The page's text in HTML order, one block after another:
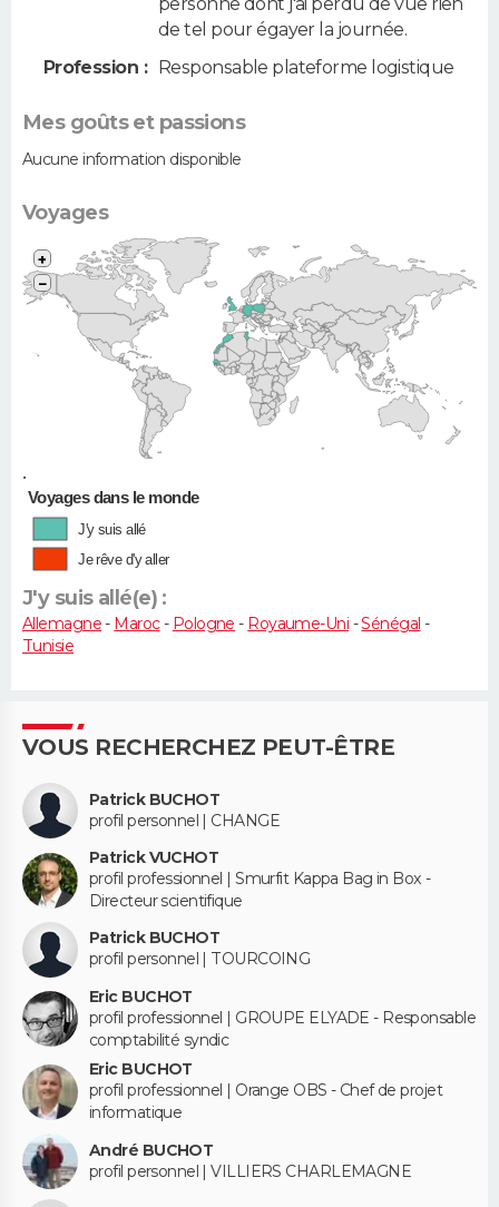
de tel pour égayer la journée.
Profession : Responsable plateforme logistique
Mes goûts et passions
Aucune information disponible
Voyages
•
+
−
Voyages dans le monde
J'y suis allé
Je rêve d'y aller
J'y suis allé(e) :
Allemagne- Maroc- Pologne - Royaume-Uni -Sénégal -
Tunisie
VOUS RECHERCHEZ PEUT-ÊTRE
Patrick BUCHOT
profil personnel | CHANGE
Patrick VUCHOT
profil professionnel | Smurfit Kappa Bag in Box -
Directeur scientifique
Patrick BUCHOT
profil personnel | TOURCOING
Eric BUCHOT
profil professionnel | GROUPE ELYADE - Responsable
comptabilité syndic
Eric BUCHOT
profil professionnel | Orange OBS - Chef de projet
informatique
André BUCHOT
profil personnel | VILLIERS CHARLEMAGNE